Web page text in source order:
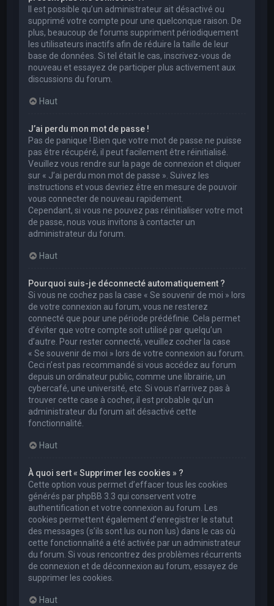
Il est possible qu’un administrateur ait désactivé ou
supprimé votre compte pour une quelconque raison. De
plus, beaucoup de forums suppriment périodiquement
les utilisateurs inactifs afin de réduire la taille de leur
base de données. Si tel était le cas, inscrivez-vous de
nouveau et essayez de participer plus activement aux
discussions du forum.
Haut
J’ai perdu mon mot de passe !
Pas de panique ! Bien que votre mot de passe ne puisse
pas être récupéré, il peut facilement être réinitialisé.
Veuillez vous rendre sur la page de connexion et cliquer
sur « J’ai perdu mon mot de passe ». Suivez les
instructions et vous devriez être en mesure de pouvoir
vous connecter de nouveau rapidement.
Cependant, si vous ne pouvez pas réinitialiser votre mot
de passe, nous vous invitons à contacter un
administrateur du forum.
Haut
Pourquoi suis-je déconnecté automatiquement ?
Si vous ne cochez pas la case « Se souvenir de moi » lors
de votre connexion au forum, vous ne resterez
connecté que pour une période prédéfinie. Cela permet
d’éviter que votre compte soit utilisé par quelqu’un
d’autre. Pour rester connecté, veuillez cocher la case
« Se souvenir de moi » lors de votre connexion au forum.
Ceci n’est pas recommandé si vous accédez au forum
depuis un ordinateur public, comme une librairie, un
cybercafé, une université, etc. Si vous n’arrivez pas à
trouver cette case à cocher, il est probable qu’un
administrateur du forum ait désactivé cette
fonctionnalité.
Haut
À quoi sert « Supprimer les cookies » ?
Cette option vous permet d’effacer tous les cookies
générés par phpBB 3.3 qui conservent votre
authentification et votre connexion au forum. Les
cookies permettent également d’enregistrer le statut
des messages (s’ils sont lus ou non lus) dans le cas où
cette fonctionnalité a été activée par un administrateur
du forum. Si vous rencontrez des problèmes récurrents
de connexion et de déconnexion au forum, essayez de
supprimer les cookies.
Haut